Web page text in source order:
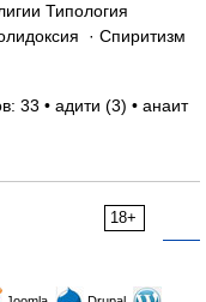
Типология
· Спиритизм
33 • адити (3) • анаит
18+